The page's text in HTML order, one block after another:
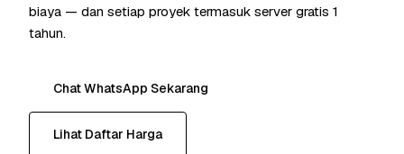
biaya — dan setiap proyek termasuk server gratis 1
tahun.
Chat WhatsApp Sekarang
Lihat Daftar Harga